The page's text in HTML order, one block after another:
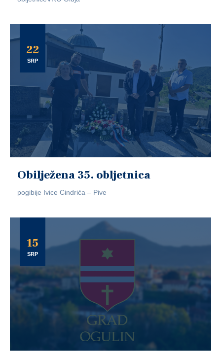
22
SRP
Obilježena 35. obljetnica
pogibije Ivice Cindrića – Pive
15
SRP